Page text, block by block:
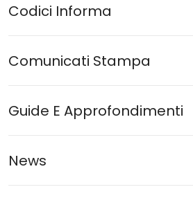
Codici Informa
Comunicati Stampa
Guide E Approfondimenti
News